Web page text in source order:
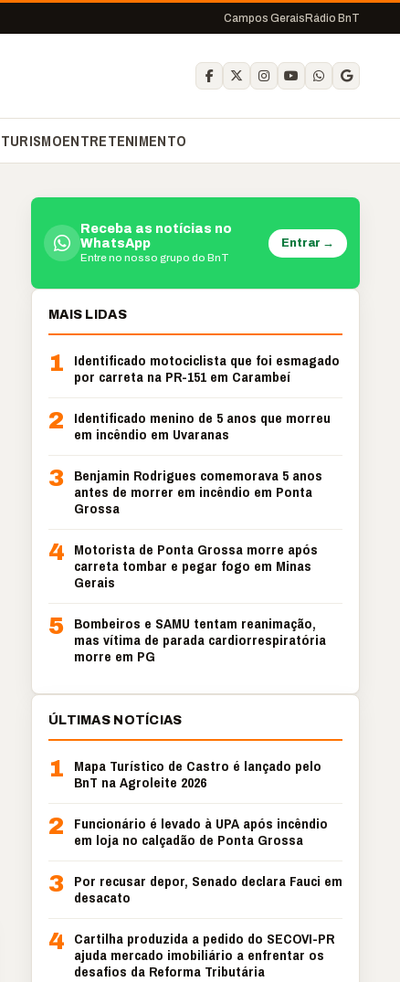
Campos Gerais Rádio BnT
TURISMOENTRETENIMENTO
Receba as notícias no
WhatsApp
Entre no nosso grupo do BnT
Entrar →
MAIS LIDAS
1
Identificado motociclista que foi esmagado
por carreta na PR-151 em Carambeí
2
Identificado menino de 5 anos que morreu
em incêndio em Uvaranas
3 Benjamin Rodrigues comemorava 5 anos
antes de morrer em incêndio em Ponta
Grossa
4 Motorista de Ponta Grossa morre após
carreta tombar e pegar fogo em Minas
Gerais
5 Bombeiros e SAMU tentam reanimação,
mas vítima de parada cardiorrespiratória
morre em PG
ÚLTIMAS NOTÍCIAS
1
Mapa Turístico de Castro é lançado pelo
BnT na Agroleite 2026
2
Funcionário é levado à UPA após incêndio
em loja no calçadão de Ponta Grossa
3 Por recusar depor, Senado declara Fauci em
desacato
4 Cartilha produzida a pedido do SECOVI-PR
ajuda mercado imobiliário a enfrentar os
desafios da Reforma Tributária